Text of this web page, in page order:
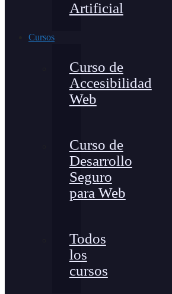
Artificial
Cursos
Curso de
Accesibilidad
Web
Curso de
Desarrollo
Seguro
para Web
Todos
los
cursos